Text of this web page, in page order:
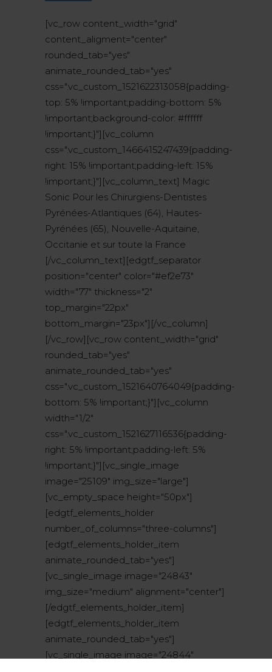
[vc_row content_width="grid"
content_aligment="center"
rounded_tab="yes"
animate_rounded_tab="yes"
css=".vc_custom_1521622313058{padding-
top: 5% !important;padding-bottom: 5%
!important;background-color: #ffffff
!important;}"][vc_column
css=".vc_custom_1466415247439{padding-
right: 15% !important;padding-left: 15%
!important;}"][vc_column_text] Magic
Sonic Pour les Chirurgiens-Dentistes
Pyrénées-Atlantiques (64), Hautes-
Pyrénées (65), Nouvelle-Aquitaine,
Occitanie et sur toute la France
[/vc_column_text][edgtf_separator
position="center" color="#ef2e73"
width="77" thickness="2"
top_margin="22px"
bottom_margin="23px"][/vc_column]
[/vc_row][vc_row content_width="grid"
rounded_tab="yes"
animate_rounded_tab="yes"
css=".vc_custom_1521640764049{padding-
bottom: 5% !important;}"][vc_column
width="1/2"
css=".vc_custom_1521627116536{padding-
right: 5% !important;padding-left: 5%
!important;}"][vc_single_image
image="25109" img_size="large"]
[vc_empty_space height="50px"]
[edgtf_elements_holder
number_of_columns="three-columns"]
[edgtf_elements_holder_item
animate_rounded_tab="yes"]
[vc_single_image image="24843"
img_size="medium" alignment="center"]
[/edgtf_elements_holder_item]
[edgtf_elements_holder_item
animate_rounded_tab="yes"]
[vc_single_image image="24844"